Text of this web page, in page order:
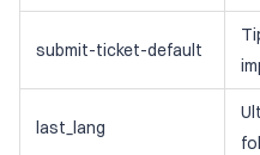
submit-ticket-default
last_lang